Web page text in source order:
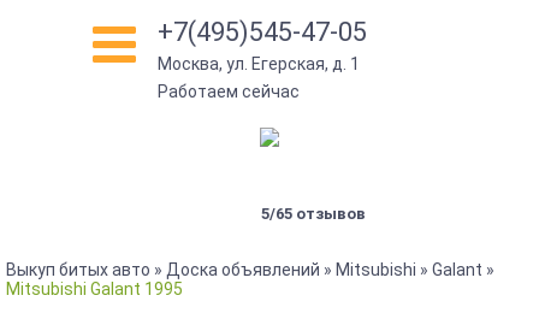
+7(495)545-47-05
Москва, ул. Егерская, д. 1
Работаем сейчас
5/65 отзывов
Выкуп битых авто » Доска объявлений » Mitsubishi » Galant »
Mitsubishi Galant 1995